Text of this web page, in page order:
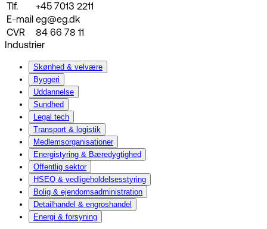
Tlf.
+45 7013 2211
E-mail eg@eg.dk
CVR
84 66 78 11
Industrier
Skønhed & velvære
Byggeri
Uddannelse
Sundhed
Legal tech
Transport & logistik
Medlemsorganisationer
Energistyring & Bæredygtighed
Offentlig sektor
HSEQ & vedligeholdelsesstyring
Bolig & ejendomsadministration
Detailhandel & engroshandel
Energi & forsyning